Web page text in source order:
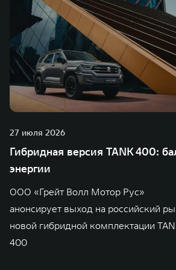
27 июля 2026
Гибридная версия TANK 400:
энергии
ООО «Грейт Волл Мотор Рус»
анонсирует выход на российский
новой гибридной комплектации
400